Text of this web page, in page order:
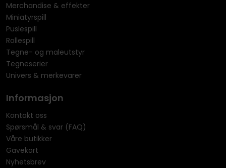
Merchandise & effekter
Miniatyrspill
Puslespill
Rollespill
Tegne- og maleutstyr
Tegneserier
Univers & merkevarer
Informasjon
Kontakt oss
Spørsmål & svar (FAQ)
Våre butikker
Gavekort
Nyhetsbrev